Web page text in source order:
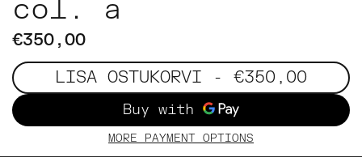
col. a
€350,00
LISA OSTUKORVI - €350,00
MORE PAYMENT OPTIONS